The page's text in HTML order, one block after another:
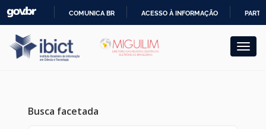
navigation
PARA
O
COMUNICA BR ACESSO À INFORMAÇÃO
Busca facetada